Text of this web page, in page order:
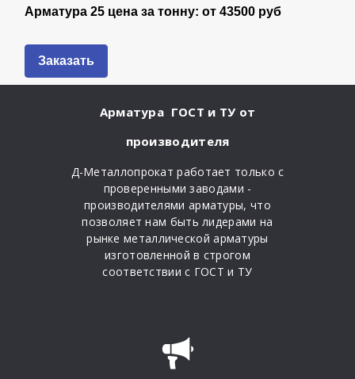
Арматура 25 цена за тонну: от43500 руб
Заказать
Арматура ГОСТ и ТУ от
производителя
Д-Металлопрокат работает только с
проверенными заводами -
производителями арматуры, что
позволяет нам быть лидерами на
рынке металлической арматуры
изготовленной в строгом
соответствии с ГОСТ и ТУ